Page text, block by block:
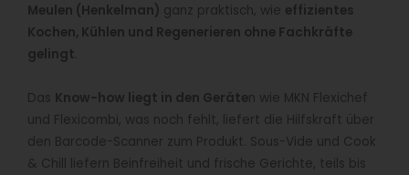
Meulen (Henkelman) ganz praktisch, wie effizientes
Kochen, Kühlen und Regenerieren ohne Fachkräfte
gelingt
Das Know-how liegt in den Geräten wie MKN Flexichef
und Flexicombi, was noch fehlt, liefert die Hilfskraft über
den Barcode-Scanner zum Produkt. Sous-Vide und Cook
& Chill liefern Beinfreiheit und frische Gerichte, teils bis